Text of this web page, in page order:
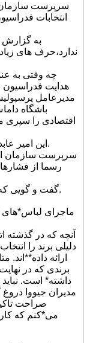
سرپرست
انتخابات
به گزارش
ندارد،حرف های
هدایت
مدیرعامل
باشگاه
اقتصادی را سپری
این امیر عابدینی است و حرف های مهمی که امروز دارد.
سرپرست سازمان
رسما از
گفت و گویی که می تواند تبعات زیادی به همراه داشته باشد.
آنچه که در گذشته
دلیلی برند را
ارائه
برندی که در
داشته* است.
مدیران جیووا دروغ
صراحت
می*کنم که